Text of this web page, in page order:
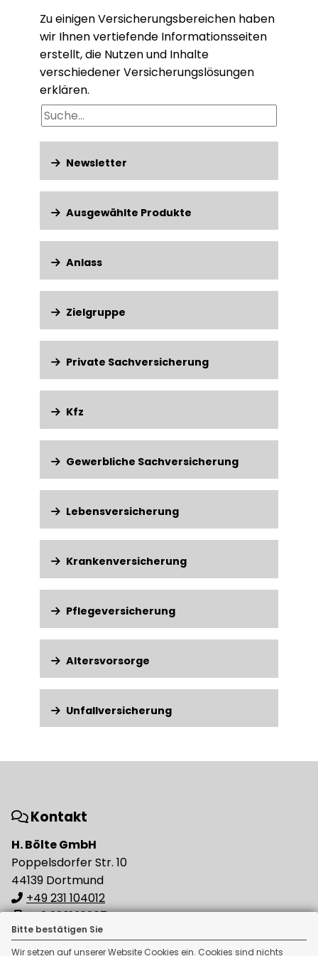
Bitte bestätigen Sie
Wir setzen auf unserer Website Cookies ein. Cookies sind nichts
Zu einigen Versicherungsbereichen haben
wir Ihnen vertiefende Informationsseiten
erstellt, die Nutzen und Inhalte
verschiedener Versicherungslösungen
erklären.
Suche
Newsletter
Ausgewählte Produkte
Anlass
Zielgruppe
Private Sachversicherung
Kfz
Gewerbliche Sachversicherung
Lebensversicherung
Krankenversicherung
Pflegeversicherung
Altersvorsorge
Unfallversicherung
Kontakt
H. Bölte GmbH
Poppelsdorfer Str. 10
44139 Dortmund
+49 231 104012
+49 2361 16207
info[at]boeltegmbh.de